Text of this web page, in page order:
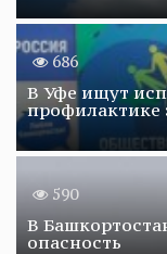
686
В Уфе ищут
профилактике
590
В
опасность